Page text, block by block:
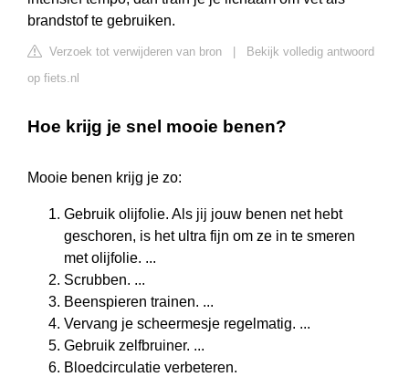
brandstof te gebruiken.
Verzoek tot verwijderen van bron
Bekijk volledig antwoord
op fiets.nl
Hoe krijg je snel mooie benen?
Mooie benen krijg je zo:
Gebruik olijfolie. Als jij jouw benen net hebt
geschoren, is het ultra fijn om ze in te smeren
met olijfolie. ...
Scrubben. ...
Beenspieren trainen. ...
Vervang je scheermesje regelmatig. ...
Gebruik zelfbruiner. ...
Bloedcirculatie verbeteren.